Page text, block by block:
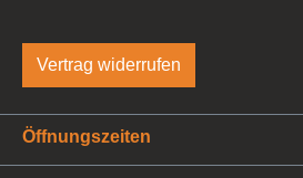
Vertrag widerrufen
Öffnungszeiten